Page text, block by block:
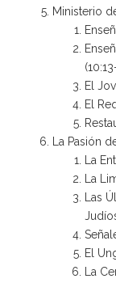
Ministerio
El
El
La Pasión
La
La
Las
El
La